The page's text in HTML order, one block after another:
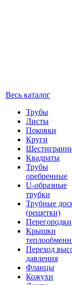
Весь каталог
Трубы
Листы
Поковки
Круги
Квадраты
Трубы
оребренные
U-образные
трубки
Трубные
(решетки)
Перегородки
Крышки
Переход
давления
Фланцы
Кожухи